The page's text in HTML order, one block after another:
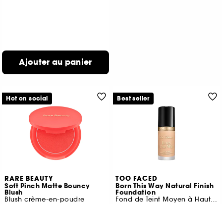
Ajouter au panier
RARE BEAUTY
Soft Pinch Matte Bouncy
Blush
Blush crème-en-poudre
Hot on social
TOO FACED
Born This Way Natural Finish
Foundation
Fond de Teint Moyen à Haute Couvrance
Best seller